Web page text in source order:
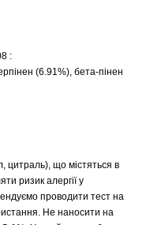
:
(6.91%), бета-пінен
цитраль), що містяться в
ризик алергії у
проводити тест на
Не наносити на